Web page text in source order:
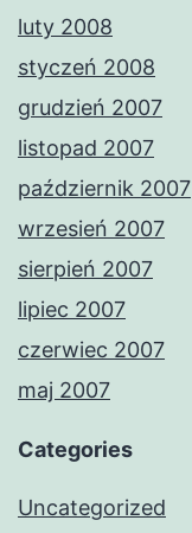
luty 2008
styczeń 2008
grudzień 2007
listopad 2007
październik 2007
wrzesień 2007
sierpień 2007
lipiec 2007
czerwiec 2007
maj 2007
Categories
Uncategorized